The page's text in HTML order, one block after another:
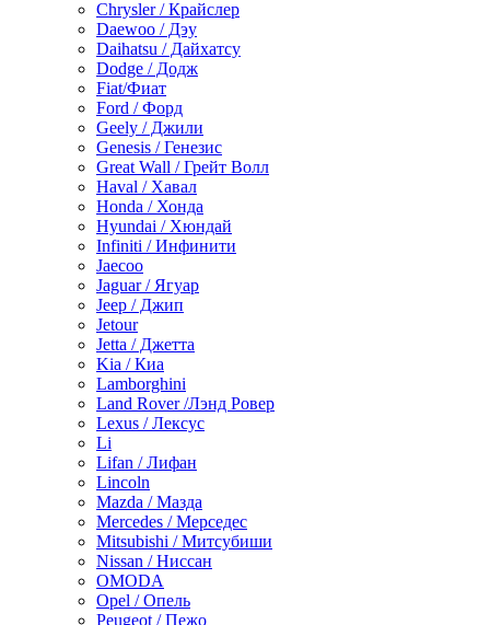
Chrysler / Крайслер
Daewoo / Дэу
Daihatsu / Дайхатсу
Dodge / Додж
Fiat/Фиат
Ford / Форд
Geely / Джили
Genesis / Генезис
Great Wall / Грейт Волл
Haval / Хавал
Honda / Хонда
Hyundai / Хюндай
Infiniti / Инфинити
Jaecoo
Jaguar / Ягуар
Jeep / Джип
Jetour
Jetta / Джетта
Kia / Киа
Lamborghini
Land Rover /Лэнд Ровер
Lexus / Лексус
Li
Lifan / Лифан
Lincoln
Mazda / Мазда
Mercedes / Мерседес
Mitsubishi / Митсубиши
Nissan / Ниссан
OMODA
Opel / Опель
Peugeot / Пежо